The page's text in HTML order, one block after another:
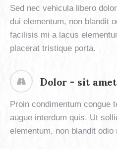
Sed nec vehicula libero
dui elementum, non blandit
facilisis mi a lacus
placerat tristique porta.
Dolor - sit
Proin condimentum congue
augue interdum quis. Ut
elementum, non blandit odio